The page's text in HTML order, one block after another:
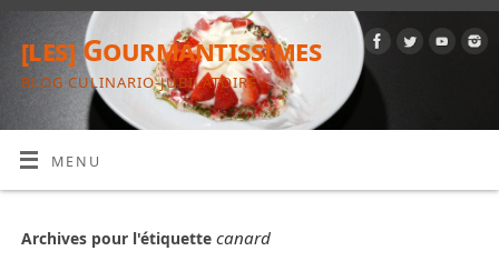
[les] Gourmantissimes
BLOG CULINARIO-JUBILATOIRE
MENU
Archives pour l'étiquette canard